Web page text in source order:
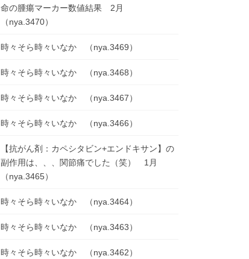
命の腫瘍マーカー数値結果 2月
（nya.3470）
時々そら時々いなか （nya.3469）
時々そら時々いなか （nya.3468）
時々そら時々いなか （nya.3467）
時々そら時々いなか （nya.3466）
【抗がん剤：カペシタビン+エンドキサン】の
副作用は、、、関節痛でした（笑） 1月
（nya.3465）
時々そら時々いなか （nya.3464）
時々そら時々いなか （nya.3463）
時々そら時々いなか （nya.3462）